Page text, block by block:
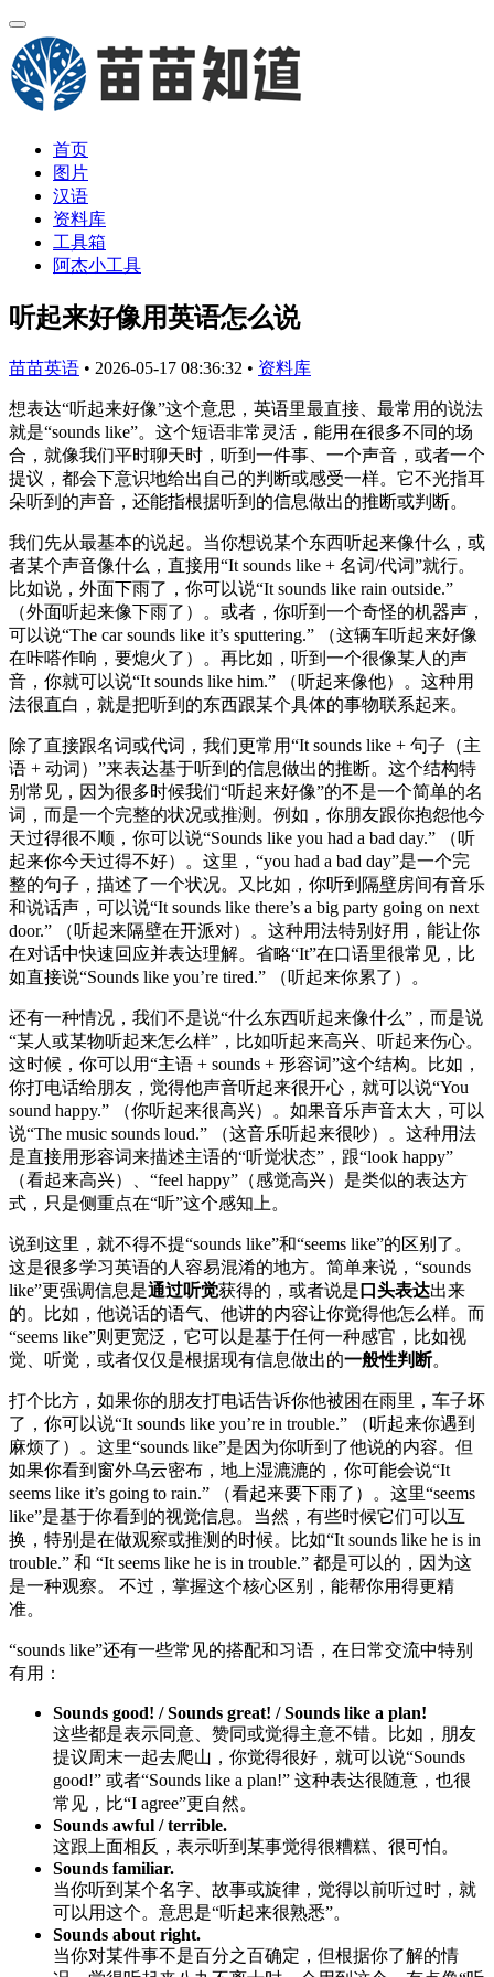
首页
图片
汉语
资料库
工具箱
阿杰小工具
听起来好像用英语怎么说
苗苗英语 • 2026-05-17 08:36:32 • 资料库
想表达“听起来好像”这个意思，英语里最直接、最常用的说法
就是“sounds like”。这个短语非常灵活，能用在很多不同的场
合，就像我们平时聊天时，听到一件事、一个声音，或者一个
提议，都会下意识地给出自己的判断或感受一样。它不光指耳
朵听到的声音，还能指根据听到的信息做出的推断或判断。
我们先从最基本的说起。当你想说某个东西听起来像什么，或
者某个声音像什么，直接用“It sounds like + 名词/代词”就行。
比如说，外面下雨了，你可以说“It sounds like rain outside.”
（外面听起来像下雨了）。或者，你听到一个奇怪的机器声，
可以说“The car sounds like it’s sputtering.” （这辆车听起来好像
在咔嗒作响，要熄火了）。再比如，听到一个很像某人的声
音，你就可以说“It sounds like him.” （听起来像他）。这种用
法很直白，就是把听到的东西跟某个具体的事物联系起来。
除了直接跟名词或代词，我们更常用“It sounds like + 句子（主
语 + 动词）”来表达基于听到的信息做出的推断。这个结构特
别常见，因为很多时候我们“听起来好像”的不是一个简单的名
词，而是一个完整的状况或推测。例如，你朋友跟你抱怨他今
天过得很不顺，你可以说“Sounds like you had a bad day.” （听
起来你今天过得不好）。这里，“you had a bad day”是一个完
整的句子，描述了一个状况。又比如，你听到隔壁房间有音乐
和说话声，可以说“It sounds like there’s a big party going on next
door.” （听起来隔壁在开派对）。这种用法特别好用，能让你
在对话中快速回应并表达理解。省略“It”在口语里很常见，比
如直接说“Sounds like you’re tired.” （听起来你累了）。
还有一种情况，我们不是说“什么东西听起来像什么”，而是说
“某人或某物听起来怎么样”，比如听起来高兴、听起来伤心。
这时候，你可以用“主语 + sounds + 形容词”这个结构。比如，
你打电话给朋友，觉得他声音听起来很开心，就可以说“You
sound happy.” （你听起来很高兴）。如果音乐声音太大，可以
说“The music sounds loud.” （这音乐听起来很吵）。这种用法
是直接用形容词来描述主语的“听觉状态”，跟“look happy”
（看起来高兴）、“feel happy”（感觉高兴）是类似的表达方
式，只是侧重点在“听”这个感知上。
说到这里，就不得不提“sounds like”和“seems like”的区别了。
这是很多学习英语的人容易混淆的地方。简单来说，“sounds
like”更强调信息是通过听觉获得的，或者说是 口头表达出来
的。比如，他说话的语气、他讲的内容让你觉得他怎么样。而
“seems like”则更宽泛，它可以是基于任何一种感官，比如视
觉、听觉，或者仅仅是根据现有信息做出的一般性判断。
打个比方，如果你的朋友打电话告诉你他被困在雨里，车子坏
了，你可以说“It sounds like you’re in trouble.” （听起来你遇到
麻烦了）。这里“sounds like”是因为你听到了他说的内容。但
如果你看到窗外乌云密布，地上湿漉漉的，你可能会说“It
seems like it’s going to rain.” （看起来要下雨了）。这里“seems
like”是基于你看到的视觉信息。当然，有些时候它们可以互
换，特别是在做观察或推测的时候。比如“It sounds like he is in
trouble.” 和 “It seems like he is in trouble.” 都是可以的，因为这
是一种观察。 不过，掌握这个核心区别，能帮你用得更精
准。
“sounds like”还有一些常见的搭配和习语，在日常交流中特别
有用：
Sounds good! / Sounds great! / Sounds like a plan!
这些都是表示同意、赞同或觉得主意不错。比如，朋友
提议周末一起去爬山，你觉得很好，就可以说“Sounds
good!” 或者“Sounds like a plan!” 这种表达很随意，也很
常见，比“I agree”更自然。
Sounds awful / terrible.
这跟上面相反，表示听到某事觉得很糟糕、很可怕。
Sounds familiar.
当你听到某个名字、故事或旋律，觉得以前听过时，就
可以用这个。意思是“听起来很熟悉”。
Sounds about right.
当你对某件事不是百分之百确定，但根据你了解的情